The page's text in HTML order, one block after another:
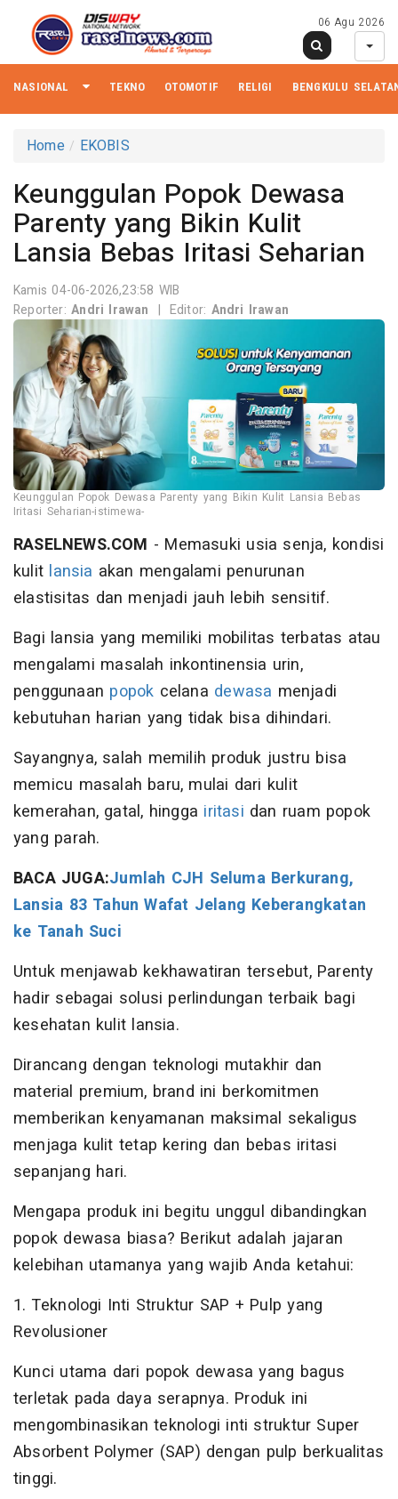
06 Agu 2026
NASIONAL TEKNO OTOMOTIF RELIGI BENGKULU
Home EKOBIS
Keunggulan Popok Dewasa
Parenty yang Bikin Kulit
Lansia Bebas Iritasi Seharian
Kamis 04-06-2026,23:58 WIB
Reporter:Andri Irawan | Editor: Andri Irawan
Keunggulan Popok Dewasa Parenty yang Bikin Kulit Lansia Bebas
Iritasi Seharian-istimewa-
RASELNEWS.COM - Memasuki usia senja, kondisi
kulit lansia akan mengalami penurunan
elastisitas dan menjadi jauh lebih sensitif.
Bagi lansia yang memiliki mobilitas terbatas atau
mengalami masalah inkontinensia urin,
penggunaan popok celana dewasa menjadi
kebutuhan harian yang tidak bisa dihindari.
Sayangnya, salah memilih produk justru bisa
memicu masalah baru, mulai dari kulit
kemerahan, gatal, hingga iritasi dan ruam popok
yang parah.
BACA JUGA:Jumlah CJH Seluma Berkurang,
Lansia 83 Tahun Wafat Jelang Keberangkatan
ke Tanah Suci
Untuk menjawab kekhawatiran tersebut, Parenty
hadir sebagai solusi perlindungan terbaik bagi
kesehatan kulit lansia.
Dirancang dengan teknologi mutakhir dan
material premium, brand ini berkomitmen
memberikan kenyamanan maksimal sekaligus
menjaga kulit tetap kering dan bebas iritasi
sepanjang hari.
Mengapa produk ini begitu unggul dibandingkan
popok dewasa biasa? Berikut adalah jajaran
kelebihan utamanya yang wajib Anda ketahui:
1. Teknologi Inti Struktur SAP + Pulp yang
Revolusioner
Kunci utama dari popok dewasa yang bagus
terletak pada daya serapnya. Produk ini
mengombinasikan teknologi inti struktur Super
Absorbent Polymer (SAP) dengan pulp berkualitas
tinggi.